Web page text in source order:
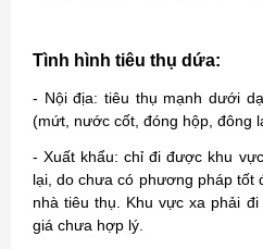
Tình hình tiêu thụ dứa:
- Nội địa: tiêu thụ mạnh dưới
(mứt, nước cốt, đóng hộp, đông
- Xuất khẩu: chỉ đi được khu
lại, do chưa có phương pháp tốt
nhà tiêu thụ. Khu vực xa phải
giá chưa hợp lý.